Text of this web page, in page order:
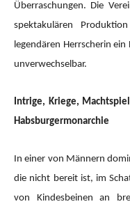
Überraschungen. Die
spektakulären
legendären Herrscherin
unverwechselbar.
Intrige, Kriege,
Habsburgermonarchie
In einer von Männern
die nicht bereit ist, im
von Kindesbeinen an